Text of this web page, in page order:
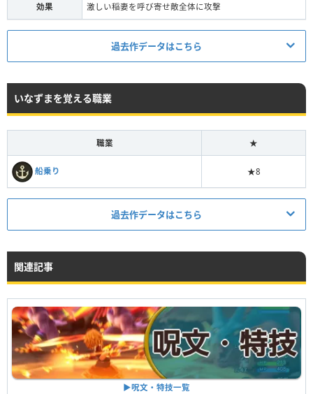
効果 激しい稲妻を呼び寄せ敵全体に攻撃
過去作データはこちら
効果 いなずまを呼び寄せ敵全体に30〜50のダメージを与える
攻撃・特技
いなずまを覚える職業
職業 ★
船乗り ★8
過去作データはこちら
船乗り ★×8
サンダーラット ★×8
関連記事
▶︎呪文・特技一覧